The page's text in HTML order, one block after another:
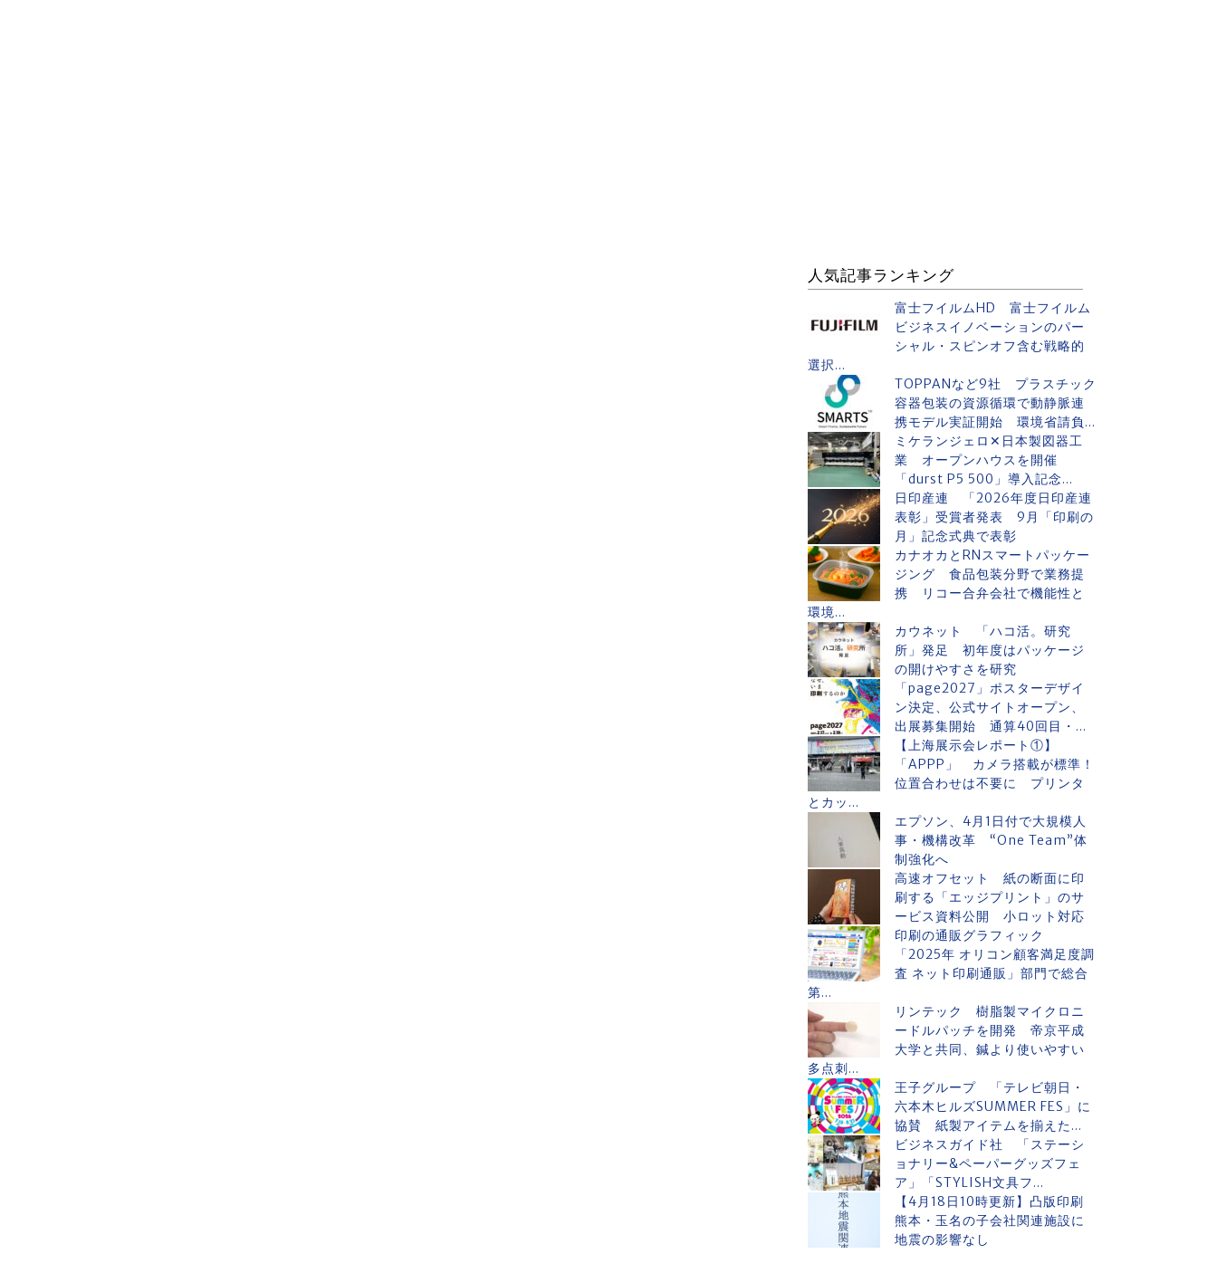
人気記事ランキング
富士フイルムHD 富士フイルム
ビジネスイノベーションのパー
シャル・スピンオフ含む戦略的
選択...
TOPPANなど9社 プラスチック
容器包装の資源循環で動静脈連
携モデル実証開始 環境省請負...
ミケランジェロ✕日本製図器工
業 オープンハウスを開催
「durst P5 500」導入記念...
日印産連 「2026年度日印産連
表彰」受賞者発表 9月「印刷の
月」記念式典で表彰
カナオカとRNスマートパッケー
ジング 食品包装分野で業務提
携 リコー合弁会社で機能性と
環境...
カウネット 「ハコ活。研究
所」発足 初年度はパッケージ
の開けやすさを研究
「page2027」ポスターデザイ
ン決定、公式サイトオープン、
出展募集開始 通算40回目・...
【上海展示会レポート①】
「APPP」 カメラ搭載が標準！
位置合わせは不要に プリンタ
とカッ...
エプソン、4月1日付で大規模人
事・機構改革 “One Team”体
制強化へ
高速オフセット 紙の断面に印
刷する「エッジプリント」のサ
ービス資料公開 小ロット対応
印刷の通販グラフィック
「2025年 オリコン顧客満足度調
査 ネット印刷通販」部門で総合
第...
リンテック 樹脂製マイクロニ
ードルパッチを開発 帝京平成
大学と共同、鍼より使いやすい
多点刺...
王子グループ 「テレビ朝日・
六本木ヒルズSUMMER FES」に
協賛 紙製アイテムを揃えた...
ビジネスガイド社 「ステーシ
ョナリー&ペーパーグッズフェ
ア」「STYLISH文具フ...
【4月18日10時更新】凸版印刷
熊本・玉名の子会社関連施設に
地震の影響なし